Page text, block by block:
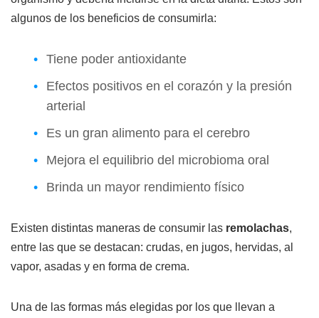
algunos de los beneficios de consumirla:
Tiene poder antioxidante
Efectos positivos en el corazón y la presión
arterial
Es un gran alimento para el cerebro
Mejora el equilibrio del microbioma oral
Brinda un mayor rendimiento físico
Existen distintas maneras de consumir las remolachas,
entre las que se destacan: crudas, en jugos, hervidas, al
vapor, asadas y en forma de crema.
Una de las formas más elegidas por los que llevan a